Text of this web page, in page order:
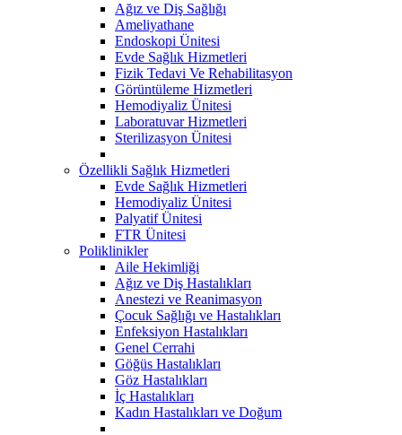
Ağız ve Diş Sağlığı
Ameliyathane
Endoskopi Ünitesi
Evde Sağlık Hizmetleri
Fizik Tedavi Ve Rehabilitasyon
Görüntüleme Hizmetleri
Hemodiyaliz Ünitesi
Laboratuvar Hizmetleri
Sterilizasyon Ünitesi
Özellikli Sağlık Hizmetleri
Evde Sağlık Hizmetleri
Hemodiyaliz Ünitesi
Palyatif Ünitesi
FTR Ünitesi
Poliklinikler
Aile Hekimliği
Ağız ve Diş Hastalıkları
Anestezi ve Reanimasyon
Çocuk Sağlığı ve Hastalıkları
Enfeksiyon Hastalıkları
Genel Cerrahi
Göğüs Hastalıkları
Göz Hastalıkları
İç Hastalıkları
Kadın Hastalıkları ve Doğum